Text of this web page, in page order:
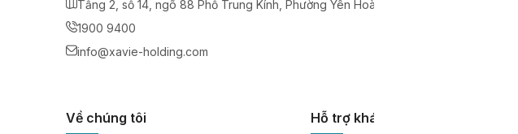
Tầng 2, số 14, ngõ 88 Phố Trung Kính, Phường Yên Hoà, Quận Cầu Giấy, TP. Hà Nội
1900 9400
info@xavie-holding.com
Về chúng tôi Hỗ trợ khách hàng